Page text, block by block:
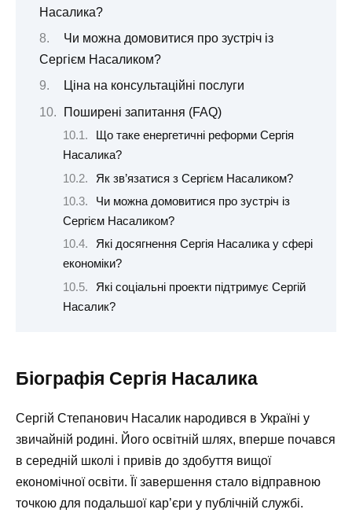
Насалика?
Чи можна домовитися про зустріч із
Сергієм Насаликом?
Ціна на консультаційні послуги
Поширені запитання (FAQ)
Що таке енергетичні реформи Сергія
Насалика?
Як зв’язатися з Сергієм Насаликом?
Чи можна домовитися про зустріч із
Сергієм Насаликом?
Які досягнення Сергія Насалика у сфері
економіки?
Які соціальні проекти підтримує Сергій
Насалик?
Біографія Сергія Насалика
Сергій Степанович Насалик народився в Україні у
звичайній родині. Його освітній шлях, вперше почався
в середній школі і привів до здобуття вищої
економічної освіти. Її завершення стало відправною
точкою для подальшої кар’єри у публічній службі.